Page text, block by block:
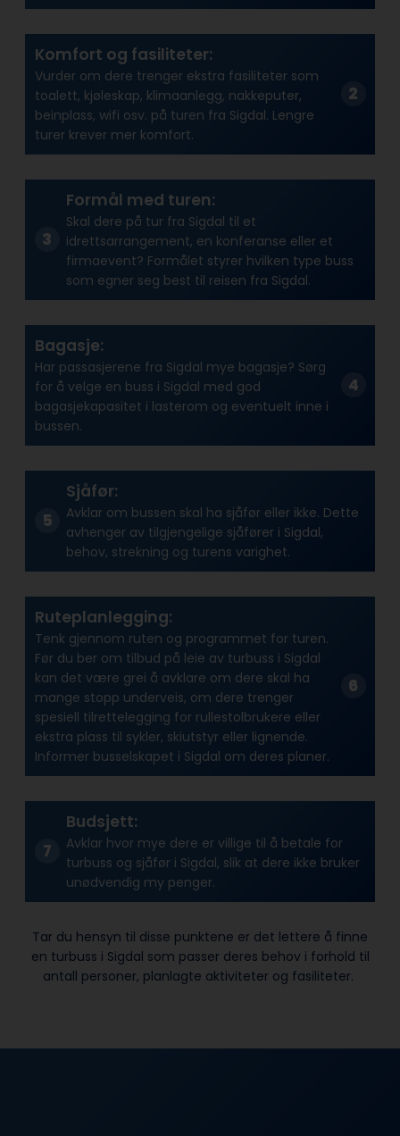
Komfort og fasiliteter:
Vurder om dere trenger ekstra fasiliteter som
toalett, kjøleskap, klimaanlegg, nakkeputer,
beinplass, wifi osv. på turen fra Sigdal. Lengre
turer krever mer komfort.
Formål med turen:
Skal dere på tur fra Sigdal til et
idrettsarrangement, en konferanse eller et
firmaevent? Formålet styrer hvilken type buss
som egner seg best til reisen fra Sigdal.
Bagasje:
Har passasjerene fra Sigdal mye bagasje? Sørg
for å velge en buss i Sigdal med god
bagasjekapasitet i lasterom og eventuelt inne i
bussen.
Sjåfør:
Avklar om bussen skal ha sjåfør eller ikke. Dette
avhenger av tilgjengelige sjåfører i Sigdal,
behov, strekning og turens varighet.
Ruteplanlegging:
Tenk gjennom ruten og programmet for turen.
Før du ber om tilbud på leie av turbuss i Sigdal
kan det være grei å avklare om dere skal ha
mange stopp underveis, om dere trenger
spesiell tilrettelegging for rullestolbrukere eller
ekstra plass til sykler, skiutstyr eller lignende.
Informer busselskapet i Sigdal om deres planer.
Budsjett:
Avklar hvor mye dere er villige til å betale for
turbuss og sjåfør i Sigdal, slik at dere ikke bruker
unødvendig my penger.
Tar du hensyn til disse punktene er det lettere å finne
en turbuss i Sigdal som passer deres behov i forhold til
antall personer, planlagte aktiviteter og fasiliteter.